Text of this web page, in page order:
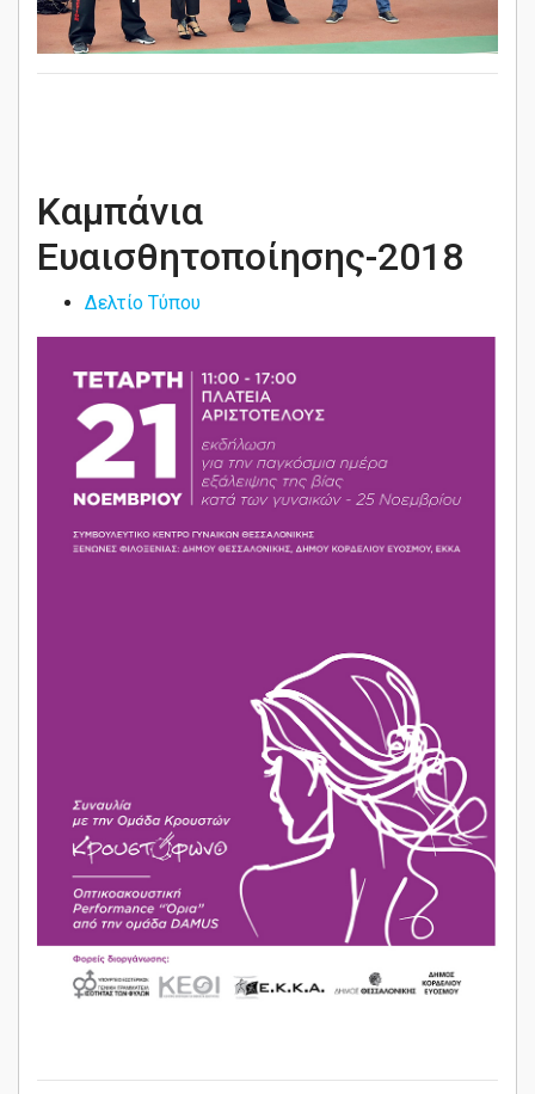
Καμπάνια
Ευαισθητοποίησης-2018
Δελτίο Τύπου